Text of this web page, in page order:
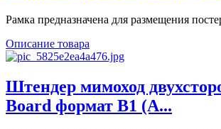
Рамка предназначена для размещения
Описание товара
Штендер мимоход
Board формат В1 (А...